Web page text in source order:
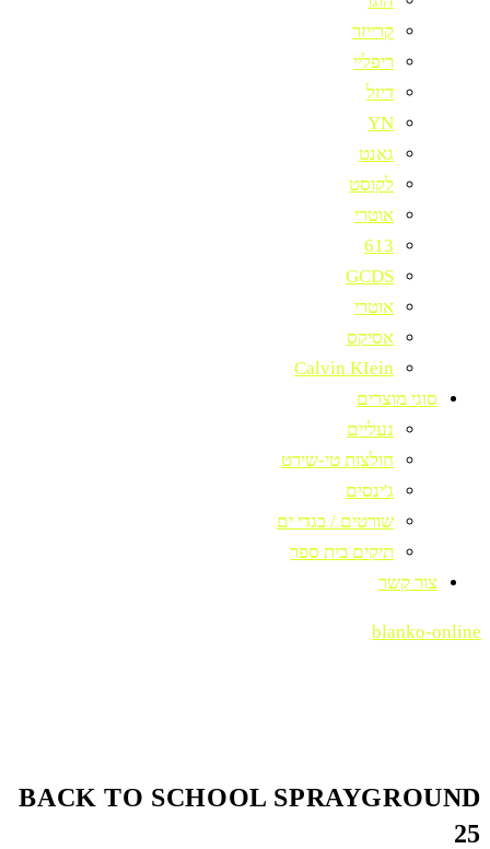
קרייזר
ריפליי
דיזל
YN
גאנט
לקוסט
אוטרי
613
GCDS
אוטרי
אסיקס
Calvin KIein
סוגי מוצרים
נעליים
חולצות טי-שירט
ג'ינסים
שורטים / בגדי ים
תיקים בית ספר
צור קשר
blanko-online
BACK TO SCHOOL SPRAYGROUND
25